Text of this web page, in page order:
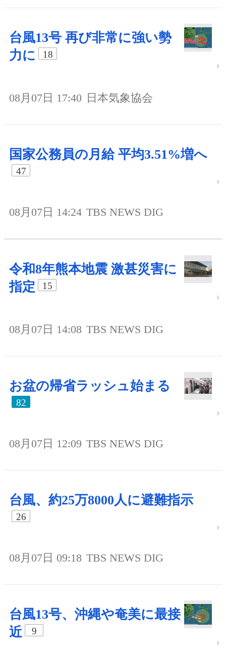
台風13号 再び非常に強い勢
力に
18
08月07日 17:40 日本気象協会
国家公務員の月給 平均3.51%増へ
47
08月07日 14:24 TBS NEWS DIG
令和8年熊本地震 激甚災害に
指定
15
08月07日 14:08 TBS NEWS DIG
お盆の帰省ラッシュ始まる
82
08月07日 12:09 TBS NEWS DIG
台風、約25万8000人に避難指示
26
08月07日 09:18 TBS NEWS DIG
台風13号、沖縄や奄美に最接
近
9